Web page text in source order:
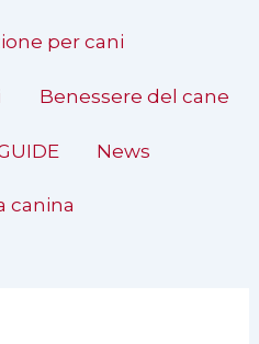
per cani
Benessere del cane
News
canina